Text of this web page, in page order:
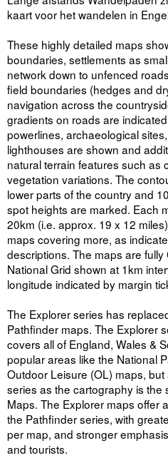
kaart voor het wandelen in
These highly detailed maps
boundaries, settlements as
network down to unfenced
field boundaries (hedges and
navigation across the
gradients on roads are
powerlines, archaeological
lighthouses are shown and
natural terrain features such as
vegetation variations. The
lower parts of the country and
spot heights are marked. Each
20km (i.e. approx. 19 x 12
maps covering more, as
descriptions. The maps are
National Grid shown at 1km
longitude indicated by margin
The Explorer series has
Pathfinder maps. The Explorer
covers all of England, Wales &
popular areas like the National
Outdoor Leisure (OL) maps,
series as the cartography is the
Maps. The Explorer maps offer
the Pathfinder series, with
per map, and stronger
and tourists.